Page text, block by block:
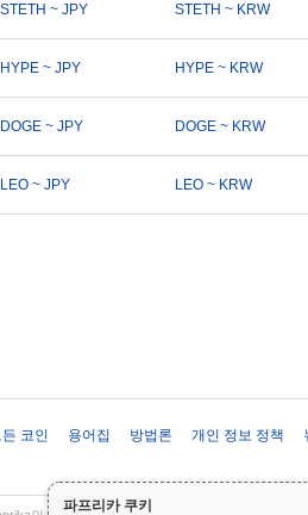
파프리카 쿠키
STETH ~ JPY STETH ~ KRW
HYPE ~ JPY HYPE ~ KRW
DOGE ~ JPY DOGE ~ KRW
LEO ~ JPY LEO ~ KRW
든 코인 용어집 방법론 개인 정보 정책